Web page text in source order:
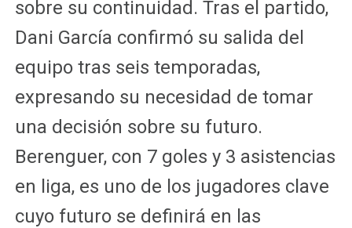
sobre su continuidad. Tras el partido,
Dani García confirmó su salida del
equipo tras seis temporadas,
expresando su necesidad de tomar
una decisión sobre su futuro.
Berenguer, con 7 goles y 3 asistencias
en liga, es uno de los jugadores clave
cuyo futuro se definirá en las